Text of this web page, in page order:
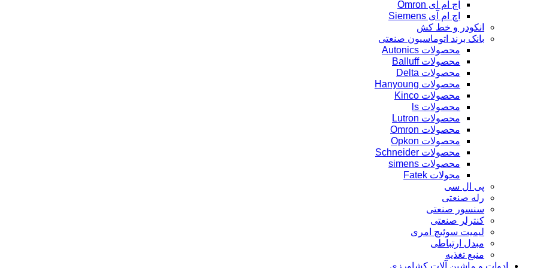
اچ ام آی Omron
اچ ام آی Siemens
انکودر و خط کش
بانک برند اتوماسیون صنعتی
محصولات Autonics
محصولات Balluff
محصولات Delta
محصولات Hanyoung
محصولات Kinco
محصولات ls
محصولات Lutron
محصولات Omron
محصولات Opkon
محصولات Schneider
محصولات simens
محولات Fatek
پی ال سی
رله صنعتی
سنسور صنعتی
کنترلر صنعتی
لیمیت سوئیچ امری
مبدل ارتباطی
منبع تغذیه
ادوات و ماشین آلات کشاورزی